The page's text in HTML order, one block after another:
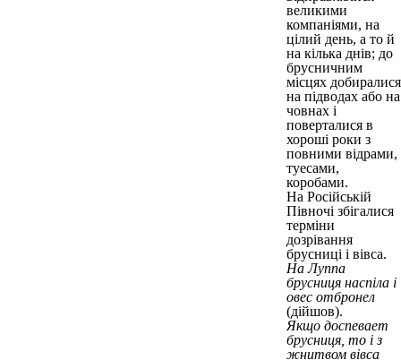
великими
компаніями, на
цілий день, а то й
на кілька днів; до
брусничним
місцях добиралися
на підводах або на
човнах і
поверталися в
хороші роки з
повними відрами,
туесами,
коробами.
На Російській
Півночі збігалися
терміни
дозрівання
брусниці і вівса.
На Луппа
брусниця наспіла і
овес отбронел
(дійшов).
Якщо доспевает
брусниця, то і з
жнитвом вівса